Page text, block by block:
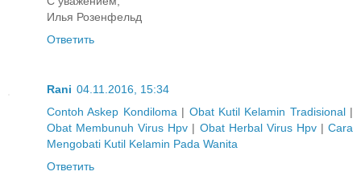
Илья Розенфельд
Ответить
Rani 04.11.2016, 15:34
Contoh Askep Kondiloma | Obat Kutil Kelamin Tradisional|
Obat Membunuh Virus Hpv | Obat Herbal Virus Hpv|Cara
Mengobati Kutil Kelamin Pada Wanita
Ответить